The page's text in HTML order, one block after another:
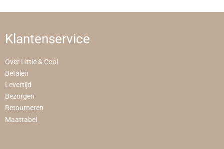
Klantenservice
Over Little & Cool
Betalen
Levertijd
Bezorgen
Retourneren
Maattabel